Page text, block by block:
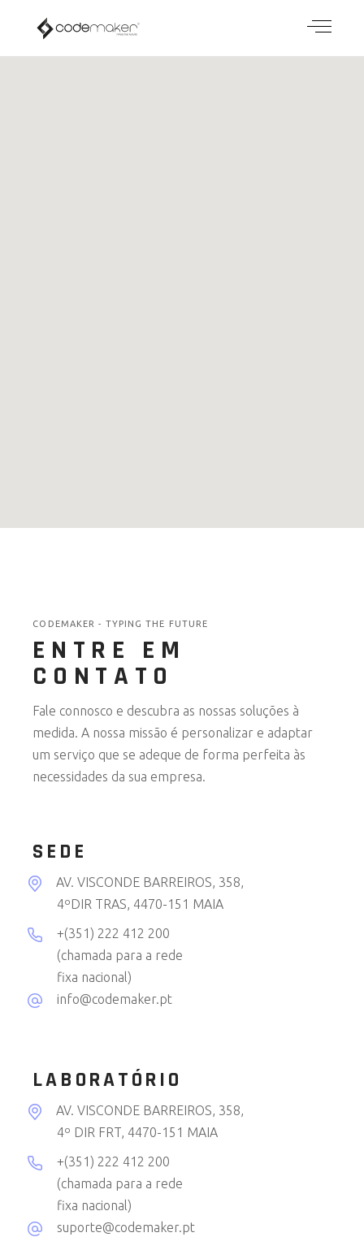
CODEMAKER - TYPING THE FUTURE
ENTRE EM
CONTATO
Fale connosco e descubra as nossas soluções à
medida. A nossa missão é personalizar e adaptar
um serviço que se adeque de forma perfeita às
necessidades da sua empresa.
SEDE
AV. VISCONDE BARREIROS, 358,
4ºDIR TRAS, 4470-151 MAIA
+(351) 222 412 200
(chamada para a rede
fixa nacional)
info@codemaker.pt
LABORATÓRIO
AV. VISCONDE BARREIROS, 358,
4º DIR FRT, 4470-151 MAIA
+(351) 222 412 200
(chamada para a rede
fixa nacional)
suporte@codemaker.pt